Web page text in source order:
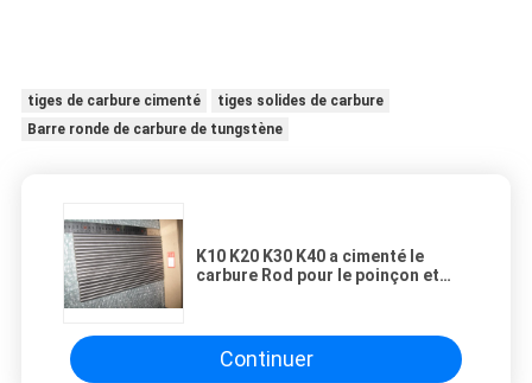
tiges de carbure cimenté
tiges solides de carbure
Barre ronde de carbure de tungstène
K10 K20 K30 K40 a cimenté le
carbure Rod pour le poinçon et
Continuer